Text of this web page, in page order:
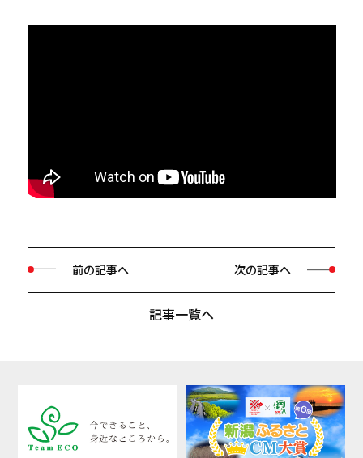
前の記事へ
記事一覧へ
次の記事へ